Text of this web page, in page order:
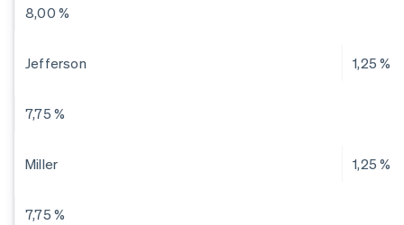
8,00 %
Jefferson 1,25 %
7,75 %
Miller 1,25 %
7,75 %